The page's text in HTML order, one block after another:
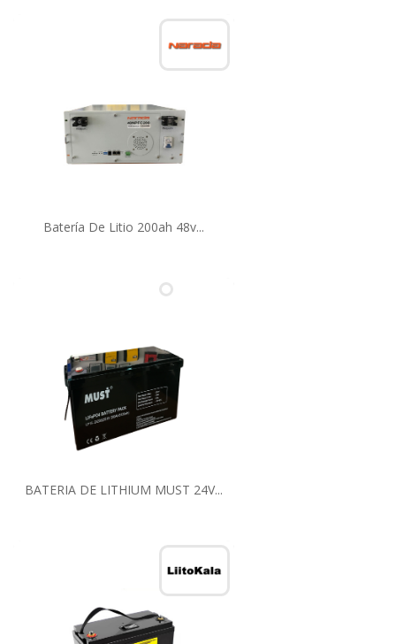
Batería De Litio 200ah 48v...
BATERIA DE LITHIUM MUST 24V...